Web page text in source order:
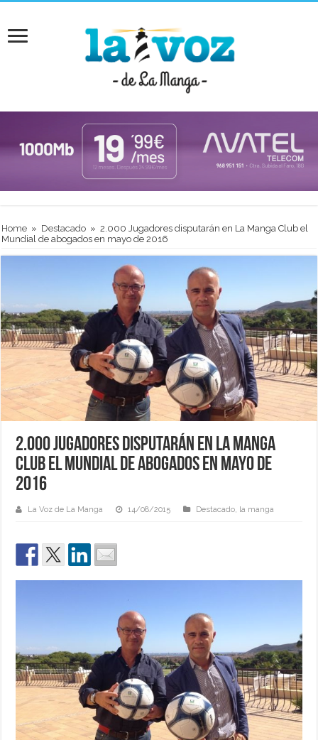
Home » Destacado » 2.000 Jugadores disputarán en La Manga Club el
Mundial de abogados en mayo de 2016
2.000 Jugadores disputarán en La Manga
Club el Mundial de abogados en mayo de
2016
La Voz de La Manga 14/08/2015 Destacado, la manga